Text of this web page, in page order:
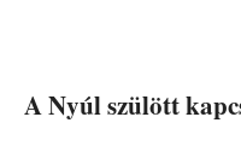
A Nyúl szülött